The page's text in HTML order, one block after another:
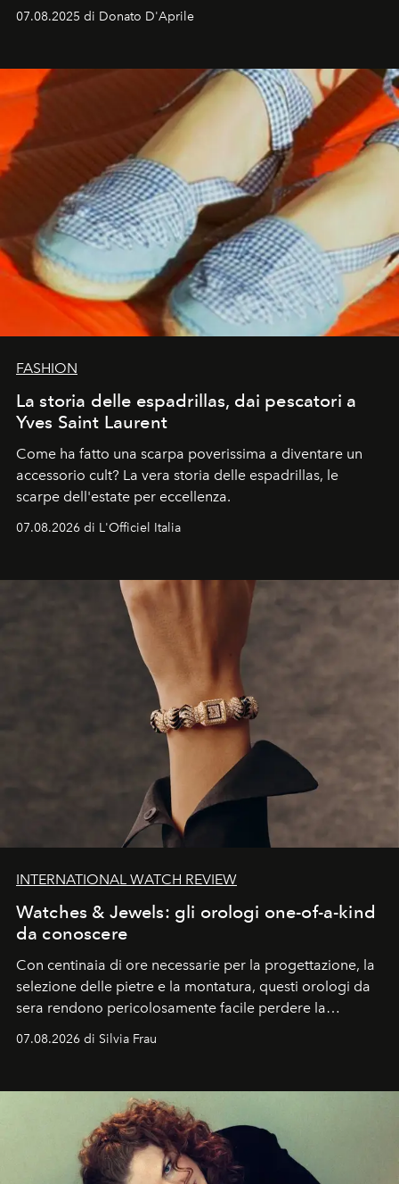
07.08.2025 di Donato D'Aprile
FASHION
La storia delle espadrillas, dai pescatori a
Yves Saint Laurent
Come ha fatto una scarpa poverissima a diventare un
accessorio cult? La vera storia delle espadrillas, le
scarpe dell'estate per eccellenza.
07.08.2026 di L'Officiel Italia
INTERNATIONAL WATCH REVIEW
Watches & Jewels: gli orologi one-of-a-kind
da conoscere
Con centinaia di ore necessarie per la progettazione, la
selezione delle pietre e la montatura, questi orologi da
sera rendono pericolosamente facile perdere la
cognizione del tempo. Ma con quadranti così
07.08.2026 di Silvia Frau